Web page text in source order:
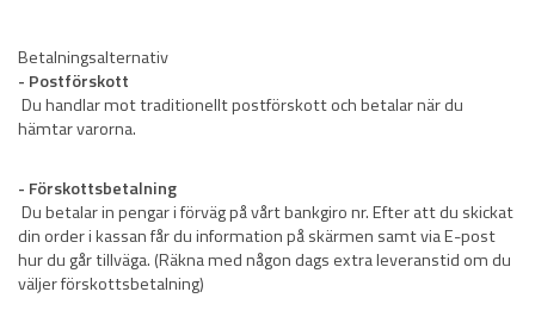
Betalningsalternativ
- Postförskott
Du handlar mot traditionellt postförskott och betalar när du
hämtar varorna.
- Förskottsbetalning
Du betalar in pengar i förväg på vårt bankgiro nr. Efter att du skickat
din order i kassan får du information på skärmen samt via E-post
hur du går tillväga. (Räkna med någon dags extra leveranstid om du
väljer förskottsbetalning)